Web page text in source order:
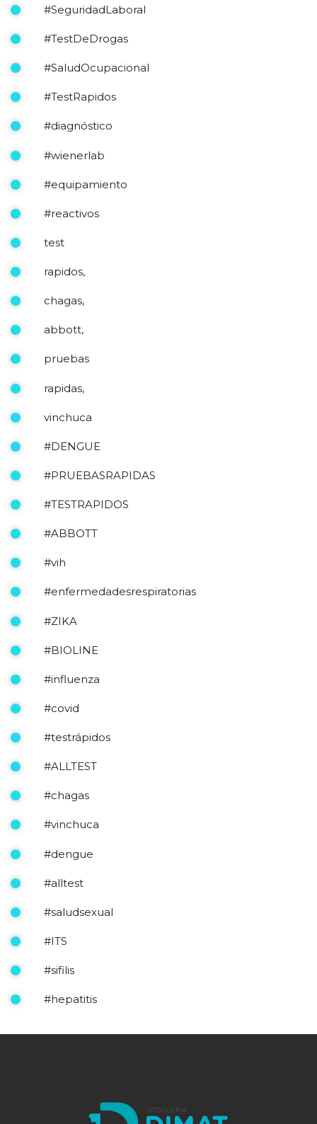
#SeguridadLaboral
#TestDeDrogas
#SaludOcupacional
#TestRapidos
#diagnóstico
#wienerlab
#equipamiento
#reactivos
test
rapidos,
chagas,
abbott,
pruebas
rapidas,
vinchuca
#DENGUE
#PRUEBASRAPIDAS
#TESTRAPIDOS
#ABBOTT
#vih
#enfermedadesrespiratorias
#ZIKA
#BIOLINE
#influenza
#covid
#testrápidos
#ALLTEST
#chagas
#vinchuca
#dengue
#alltest
#saludsexual
#ITS
#sifilis
#hepatitis